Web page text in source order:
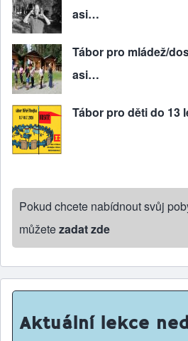
asi…
Tábor pro mládež/
asi…
Tábor pro děti do 13
Pokud chcete nabídnout svůj
můžetezadat zde
Aktuální lekce